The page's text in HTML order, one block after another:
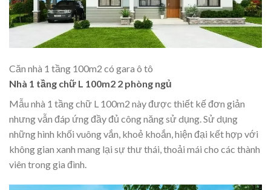
Căn nhà 1 tầng 100m2 có gara ô tô
Nhà 1 tầng chữ L 100m2 2 phòng ngủ
Mẫu nhà 1 tầng chữ L 100m2 này được thiết kế đơn giản
nhưng vẫn đáp ứng đầy đủ công năng sử dụng. Sử dụng
những hình khối vuông vắn, khoẻ khoắn, hiện đại kết hợp với
không gian xanh mang lại sự thư thái, thoải mái cho các thành
viên trong gia đình.